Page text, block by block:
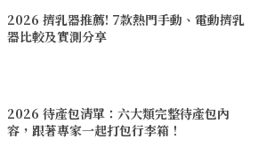
2026 擠乳器推薦! 7款熱門手動、電動擠乳
器比較及實測分享
2026 待產包清單：六大類完整待產包內
容，跟著專家一起打包行李箱！